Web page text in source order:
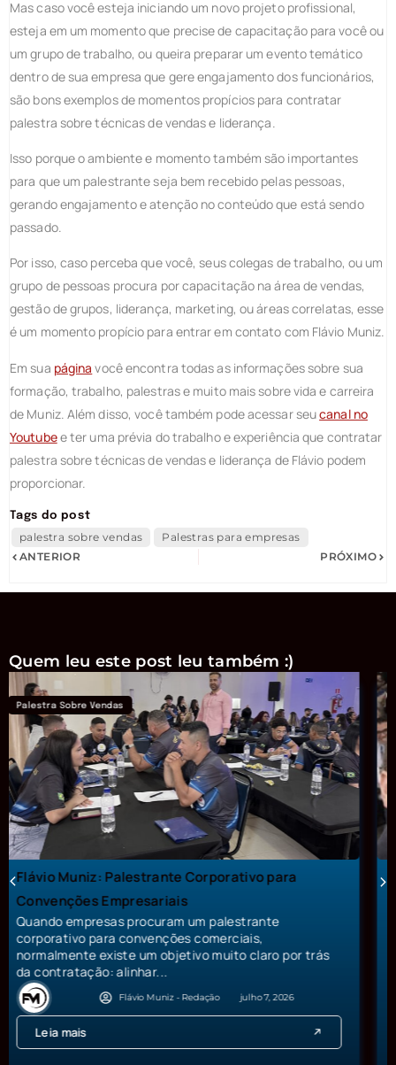
Mas caso você esteja iniciando um novo projeto profissional,
esteja em um momento que precise de capacitação para você ou
um grupo de trabalho, ou queira preparar um evento temático
dentro de sua empresa que gere engajamento dos funcionários,
são bons exemplos de momentos propícios para contratar
palestra sobre técnicas de vendas e liderança.
Isso porque o ambiente e momento também são importantes
para que um palestrante seja bem recebido pelas pessoas,
gerando engajamento e atenção no conteúdo que está sendo
passado.
Por isso, caso perceba que você, seus colegas de trabalho, ou um
grupo de pessoas procura por capacitação na área de vendas,
gestão de grupos, liderança, marketing, ou áreas correlatas, esse
é um momento propício para entrar em contato com Flávio Muniz.
Em sua página você encontra todas as informações sobre sua
formação, trabalho, palestras e muito mais sobre vida e carreira
de Muniz. Além disso, você também pode acessar seucanal no
Youtubee ter uma prévia do trabalho e experiência que contratar
palestra sobre técnicas de vendas e liderança de Flávio podem
proporcionar.
Tags do post
palestra sobre vendas
Palestras para empresas
ANTERIOR
PRÓXIMO
Quem leu este post leu também :)
Palestras Para Empresas
Palestrante para Gestão Comercial como
desenvolver times comerciais, formar líderes
entre 2026 e 2030
Como desenvolver equipes comerciais, formar líderes,
aumentar a produtividade e preparar empresas para
os desafios entre 2026 e 2030 Durante...
Flávio Muniz - Redação julho 3, 2026
Leia mais